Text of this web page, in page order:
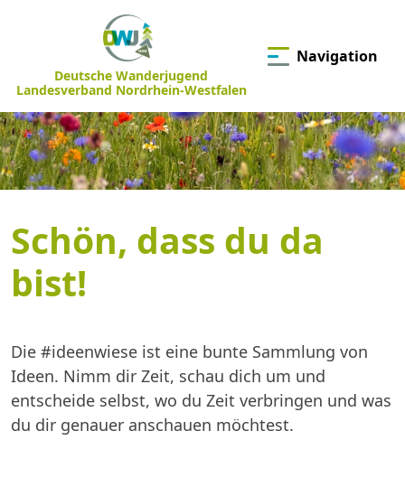
Deutsche Wanderjugend
Landesverband Nordrhein-Westfalen
Navigation
Schön, dass du da
bist!
Die #ideenwiese ist eine bunte Sammlung von
Ideen. Nimm dir Zeit, schau dich um und
entscheide selbst, wo du Zeit verbringen und was
du dir genauer anschauen möchtest.